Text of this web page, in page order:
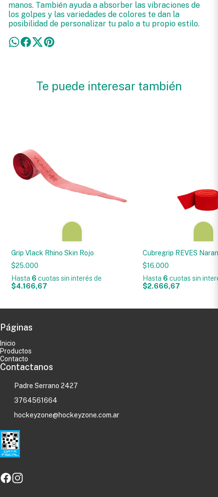
manos. También ayuda a absorber las vibraciones de
los golpes y las variedades de colores te dan la
posibilidad de personalizar tu palo a tu propio estilo.
Te puede interesar también
Grip Vlack Rhino Skin Rojo
$25.000
Hasta 6 cuotas sin interés de
$4.166,67
Cubregrip REVES
$16.000
Hasta 6 cuotas sin
$2.666,67
Páginas
Inicio
Productos
Contacto
Contactanos
Padre Serrano 2427
3764561664
hockeyzone@hockeyzone.com.ar